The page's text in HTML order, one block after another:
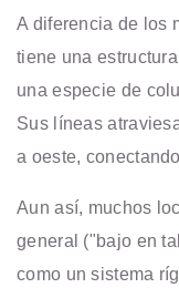
A diferencia de los
tiene una
una especie de
Sus líneas
a oeste,
Aun así, muchos
general ("bajo en
como un sistema